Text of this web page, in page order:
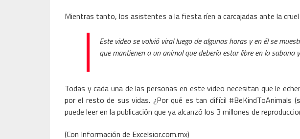
Mientras tanto, los asistentes a la fiesta ríen a carcajadas ante la cruel
Este video se volvió viral luego de algunas horas y en él se
que mantienen a un animal que debería estar libre en la sabana
Todas y cada una de las personas en este video necesitan que le
por el resto de sus vidas. ¿Por qué es tan difícil #BeKindToAnimals
puede leer en la publicación que ya alcanzó los 3 millones de
(Con Información de Excelsior.com.mx)